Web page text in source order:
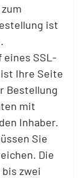
ist
eines SSL-
Ihre Seite
Bestellung
mit
Inhaber.
Sie
Die
zwei